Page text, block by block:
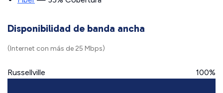
Disponibilidad de banda ancha
(Internet con más de 25 Mbps)
Russellville 100%